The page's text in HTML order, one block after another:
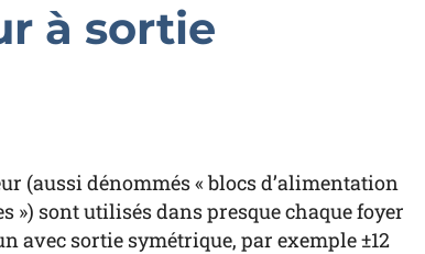
à sortie
(aussi dénommés « blocs d’alimentation
») sont utilisés dans presque chaque foyer
avec sortie symétrique, par exemple ±12